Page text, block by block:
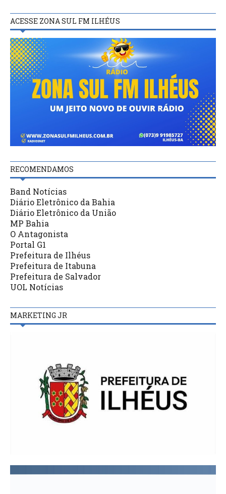
ACESSE ZONA SUL FM ILHÉUS
RECOMENDAMOS
Band Notícias
Diário Eletrônico da Bahia
Diário Eletrônico da União
MP Bahia
O Antagonista
Portal G1
Prefeitura de Ilhéus
Prefeitura de Itabuna
Prefeitura de Salvador
UOL Notícias
MARKETING JR